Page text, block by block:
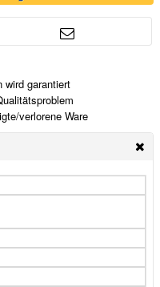
wird garantiert
verlorene Ware